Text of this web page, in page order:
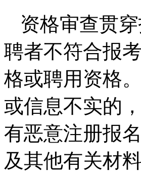
资格审查贯
聘者不符合报
格或聘用资格
或信息不实的
有恶意注册报
及其他有关材